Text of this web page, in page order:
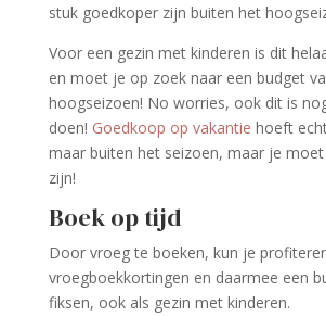
stuk goedkoper zijn buiten het
Voor een gezin met kinderen is dit
en moet je op zoek naar een budget
hoogseizoen! No worries, ook dit is
doen! Goedkoop op vakantie hoeft
maar buiten het seizoen, maar je
zijn!
Boek op tijd
Door vroeg te boeken, kun je
vroegboekkortingen en daarmee een
fiksen, ook als gezin met kinderen.